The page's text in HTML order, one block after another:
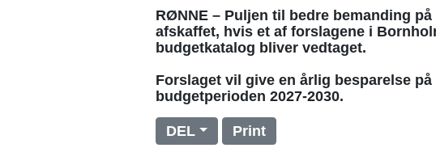
RØNNE – Puljen til bedre bemanding
afskaffet, hvis et af forslagene i
budgetkatalog bliver vedtaget.
Forslaget vil give en årlig besparelse
budgetperioden 2027-2030.
DEL Print